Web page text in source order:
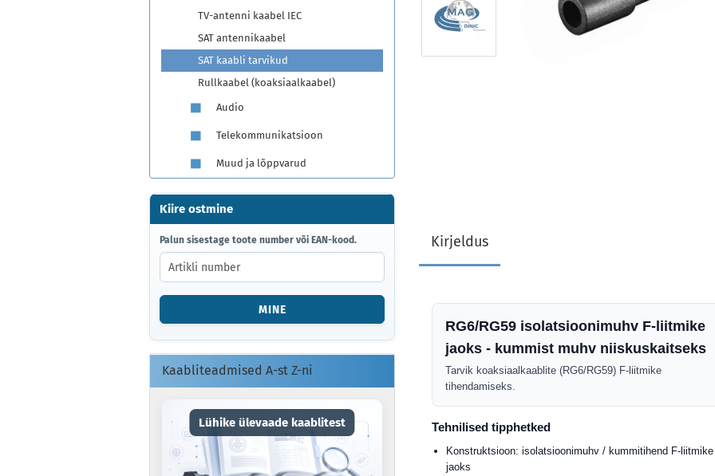
Kirjeldus
RG6/RG59 isolatsioonimuhv F-liitmike
jaoks - kummist muhv niiskuskaitseks
Tarvik koaksiaalkaablite (RG6/RG59) F-liitmike
tihendamiseks.
Tehnilised tipphetked
Konstruktsioon: isolatsioonimuhv / kummitihend F-liitmike
jaoks
TV-antenni kaabel IEC
SAT antennikaabel
SAT kaabli tarvikud
Rullkaabel (koaksiaalkaabel)
Audio
Telekommunikatsioon
Muud ja lõppvarud
Kiire ostmine
PALUN
SISESTAGE
TOOTE
NUMBER
VÕI
KOOD.
Palun sisestage toote number või EAN-kood.
MINE
Kaabliteadmised A-st Z-ni
Lühike ülevaade kaablitest